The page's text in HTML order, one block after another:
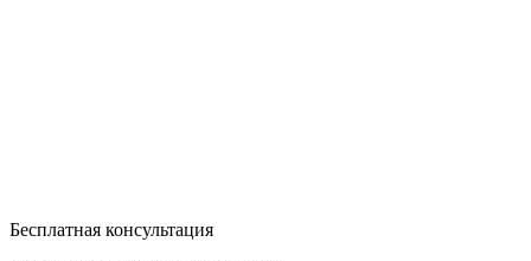
Бесплатная консультация